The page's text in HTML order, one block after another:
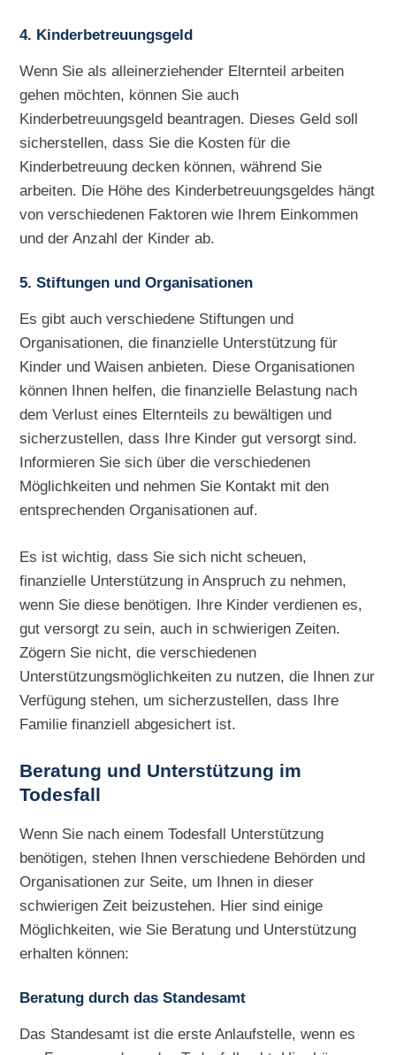
4. Kinderbetreuungsgeld
Wenn Sie als alleinerziehender Elternteil arbeiten
gehen möchten, können Sie auch
Kinderbetreuungsgeld beantragen. Dieses Geld soll
sicherstellen, dass Sie die Kosten für die
Kinderbetreuung decken können, während Sie
arbeiten. Die Höhe des Kinderbetreuungsgeldes hängt
von verschiedenen Faktoren wie Ihrem Einkommen
und der Anzahl der Kinder ab.
5. Stiftungen und Organisationen
Es gibt auch verschiedene Stiftungen und
Organisationen, die finanzielle Unterstützung für
Kinder und Waisen anbieten. Diese Organisationen
können Ihnen helfen, die finanzielle Belastung nach
dem Verlust eines Elternteils zu bewältigen und
sicherzustellen, dass Ihre Kinder gut versorgt sind.
Informieren Sie sich über die verschiedenen
Möglichkeiten und nehmen Sie Kontakt mit den
entsprechenden Organisationen auf.
Es ist wichtig, dass Sie sich nicht scheuen,
finanzielle Unterstützung in Anspruch zu nehmen,
wenn Sie diese benötigen. Ihre Kinder verdienen es,
gut versorgt zu sein, auch in schwierigen Zeiten.
Zögern Sie nicht, die verschiedenen
Unterstützungsmöglichkeiten zu nutzen, die Ihnen zur
Verfügung stehen, um sicherzustellen, dass Ihre
Familie finanziell abgesichert ist.
Beratung und Unterstützung im
Todesfall
Wenn Sie nach einem Todesfall Unterstützung
benötigen, stehen Ihnen verschiedene Behörden und
Organisationen zur Seite, um Ihnen in dieser
schwierigen Zeit beizustehen. Hier sind einige
Möglichkeiten, wie Sie Beratung und Unterstützung
erhalten können:
Beratung durch das Standesamt
Das Standesamt ist die erste Anlaufstelle, wenn es